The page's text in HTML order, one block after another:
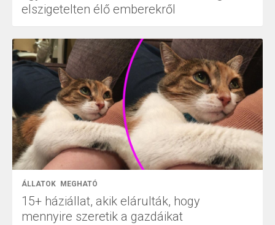
elszigetelten élő emberekről
ÁLLATOK MEGHATÓ
15+ háziállat, akik elárulták, hogy
mennyire szeretik a gazdáikat